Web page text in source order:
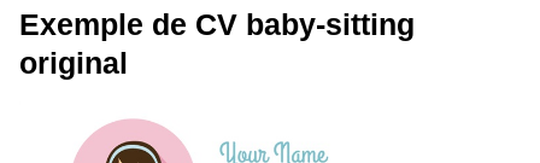
Exemple de CV baby-sitting
original